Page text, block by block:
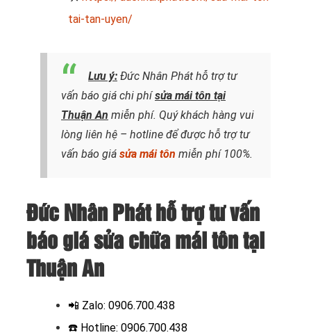
tai-tan-uyen/
Lưu ý: Đức Nhân Phát hỗ trợ tư
vấn báo giá chi phísửa mái tôn tại
Thuận An miễn phí. Quý khách hàng vui
lòng liên hệ – hotline để được hỗ trợ tư
vấn báo giá sửa mái tôn miễn phí 100%.
Đức Nhân Phát hỗ trợ tư vấn
báo giá sửa chữa mái tôn tại
Thuận An
📲 Zalo: 0906.700.438
☎️ Hotline: 0906.700.438